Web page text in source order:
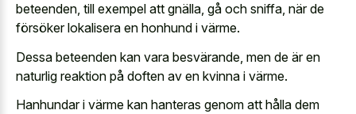
beteenden, till exempel att gnälla, gå och sniffa, när de
försöker lokalisera en honhund i värme.
Dessa beteenden kan vara besvärande, men de är en
naturlig reaktion på doften av en kvinna i värme.
Hanhundar i värme kan hanteras genom att hålla dem